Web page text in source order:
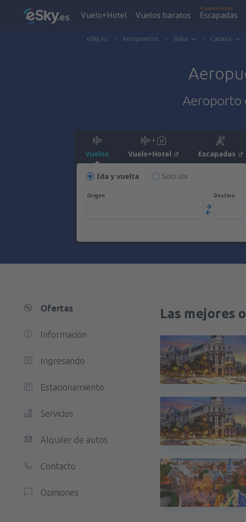
Vuelo+Hotel Vuelos baratos
Vuelo+Hotel
Escapadas
eSky.es Aeropuertos Italia Catania
Aeroporto
Vuelos Vuelo+Hotel Escapadas
Ida y vuelta Solo ida
Origen Destino
Ofertas
Información
Ingresando
Estacionamiento
Servicios
Alquiler de autos
Contacto
Opiniones
Las mejores